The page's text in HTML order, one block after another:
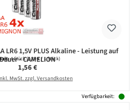
LR6 1,5V PLUS Alkaline - Leistung auf
Dauer - CAMELION
4 Stück(0,39 € / 1 Stück)
Regulärer Preis:
1,56 €
MwSt. zzgl. Versandkosten
Verfügbarkeit: